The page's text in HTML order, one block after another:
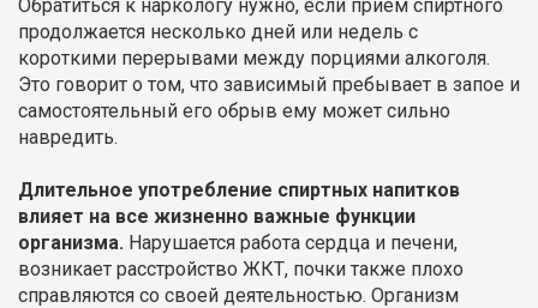
Обратиться к наркологу нужно, если прием спиртного
продолжается несколько дней или недель с
короткими перерывами между порциями алкоголя.
Это говорит о том, что зависимый пребывает в запое и
самостоятельный его обрыв ему может сильно
навредить.
Длительное употребление спиртных напитков
влияет на все жизненно важные функции
организма. Нарушается работа сердца и печени,
возникает расстройство ЖКТ, почки также плохо
справляются со своей деятельностью. Организм